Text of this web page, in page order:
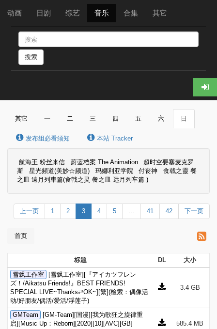
动画 日剧 综艺 音乐 合集 其它
搜索
其它 一 二 三 四 五 六 日
发布组必看须知 本站 Tracker
航海王 粉丝来信 蔚蓝档案 The Animation
超时空要塞麦克罗
斯
星光頻道(美妙☆频道) 玛娜利亚学院 付丧神
食戟之靈 餐
之皿 遠月列車篇(食戟之灵 餐之皿 远月列车篇 )
上一页 1 2 3 4 5 … 41 42 下一页
首页
标题 DL
大小
雪飘工作室
[雪飘工作室][『アイカツフレン
ズ！/Aikatsu Friends!』BEST FRIENDS!
SPECIAL LIVE~Thanks⇄OK~][繁](检索：偶像活
动/好朋友/偶活/爱活/浮莲子)
3.4 GB
GMTeam
[GM-Team][国漫][我为歌狂之旋律重
启][Music Up：Reborn][2020][10][AVC][GB]
585.4 MB